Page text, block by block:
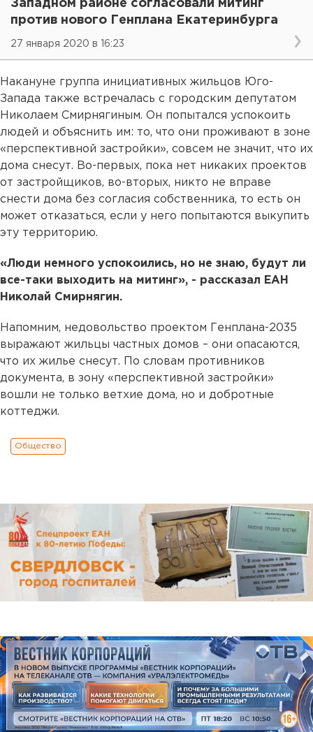
Западном районе согласовали митинг
против нового Генплана Екатеринбурга
27 января 2020 в 16:23
Накануне группа инициативных жильцов Юго-
Запада также встречалась с городским депутатом
Николаем Смирнягиным. Он попытался успокоить
людей и объяснить им: то, что они проживают в зоне
«перспективной застройки», совсем не значит, что их
дома снесут. Во-первых, пока нет никаких проектов
от застройщиков, во-вторых, никто не вправе
снести дома без согласия собственника, то есть он
может отказаться, если у него попытаются выкупить
эту территорию.
«Люди немного успокоились, но не знаю, будут ли
все-таки выходить на митинг», - рассказал ЕАН
Николай Смирнягин.
Напомним, недовольство проектом Генплана-2035
выражают жильцы частных домов – они опасаются,
что их жилье снесут. По словам противников
документа, в зону «перспективной застройки»
вошли не только ветхие дома, но и добротные
коттеджи.
Общество